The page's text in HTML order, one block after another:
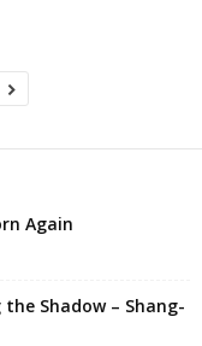
Again
Shadow – Shang-